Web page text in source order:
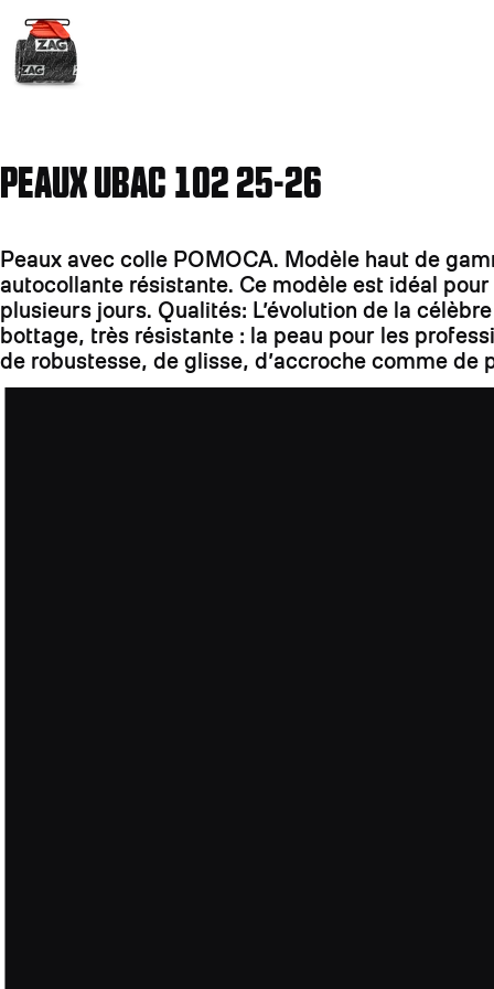
PEAUX UBAC 102 25-26
Peaux avec colle POMOCA. Modèle haut de
autocollante résistante. Ce modèle est idéal
plusieurs jours. Qualités: L’évolution de la
bottage, très résistante : la peau pour les
de robustesse, de glisse, d’accroche comme